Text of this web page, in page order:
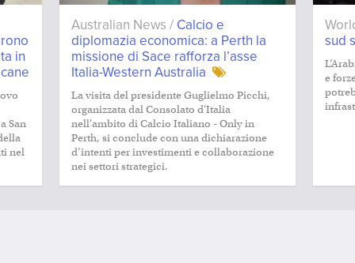
in
San
nel
Australian News / Calcio e
diplomazia economica: a Perth la
missione di Sace rafforza l’asse
Italia-Western Australia
La visita del presidente Guglielmo Picchi,
organizzata dal Consolato d'Italia
nell'ambito di Calcio Italiano - Only in
Perth, si conclude con una dichiarazione
d’intenti per investimenti e collaborazione
nei settori strategici.
sud
e